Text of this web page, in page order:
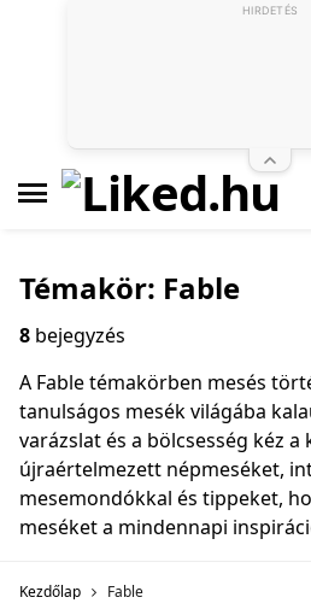
Témakör: Fable
8 bejegyzés
A Fable témakörben mesés
tanulságos mesék világába
varázslat és a bölcsesség kéz
újraértelmezett népmeséket,
mesemondókkal és tippeket,
meséket a mindennapi
Kezdőlap Fable
HIRDETÉS